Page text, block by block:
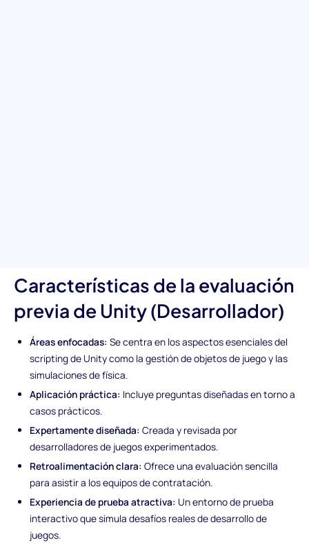
Características de la evaluación
previa de Unity (Desarrollador)
Áreas enfocadas: Se centra en los aspectos esenciales del
scripting de Unity como la gestión de objetos de juego y las
simulaciones de física.
Aplicación práctica: Incluye preguntas diseñadas en torno a
casos prácticos.
Expertamente diseñada: Creada y revisada por
desarrolladores de juegos experimentados.
Retroalimentación clara: Ofrece una evaluación sencilla
para asistir a los equipos de contratación.
Experiencia de prueba atractiva: Un entorno de prueba
interactivo que simula desafíos reales de desarrollo de
juegos.